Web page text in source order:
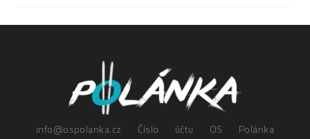
info@ospolanka.cz Číslo účtu OS Polánka